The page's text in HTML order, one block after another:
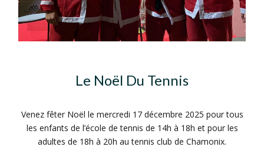
Le Noël Du Tennis
Venez fêter Noël le mercredi 17 décembre 2025 pour tous
les enfants de l’école de tennis de 14h à 18h et pour les
adultes de 18h à 20h au tennis club de Chamonix.